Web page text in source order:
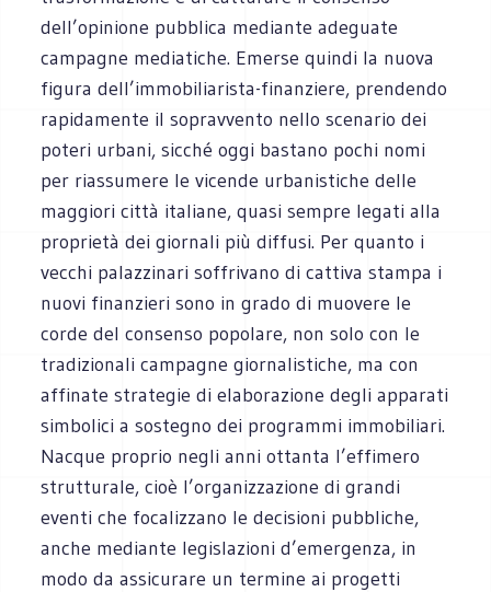
dell’opinione pubblica mediante adeguate
campagne mediatiche. Emerse quindi la nuova
figura dell’immobiliarista-finanziere, prendendo
rapidamente il sopravvento nello scenario dei
poteri urbani, sicché oggi bastano pochi nomi
per riassumere le vicende urbanistiche delle
maggiori città italiane, quasi sempre legati alla
proprietà dei giornali più diffusi. Per quanto i
vecchi palazzinari soffrivano di cattiva stampa i
nuovi finanzieri sono in grado di muovere le
corde del consenso popolare, non solo con le
tradizionali campagne giornalistiche, ma con
affinate strategie di elaborazione degli apparati
simbolici a sostegno dei programmi immobiliari.
Nacque proprio negli anni ottanta l’effimero
strutturale, cioè l’organizzazione di grandi
eventi che focalizzano le decisioni pubbliche,
anche mediante legislazioni d’emergenza, in
modo da assicurare un termine ai progetti